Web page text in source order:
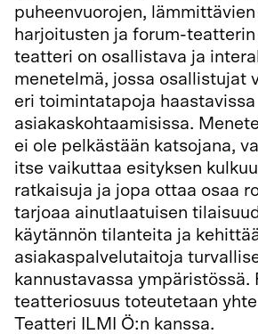
puheenvuorojen,
harjoitusten ja forum-
teatteri on osallistava ja
menetelmä, jossa osallistujat
eri toimintatapoja haastavissa
asiakaskohtaamisissa.
ei ole pelkästään katsojana,
itse vaikuttaa esityksen
ratkaisuja ja jopa ottaa osaa
tarjoaa ainutlaatuisen
käytännön tilanteita ja
asiakaspalvelutaitoja
kannustavassa ympäristössä.
teatteriosuus toteutetaan
Teatteri ILMI Ö:n kanssa.